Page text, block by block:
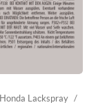
Honda Lackspray